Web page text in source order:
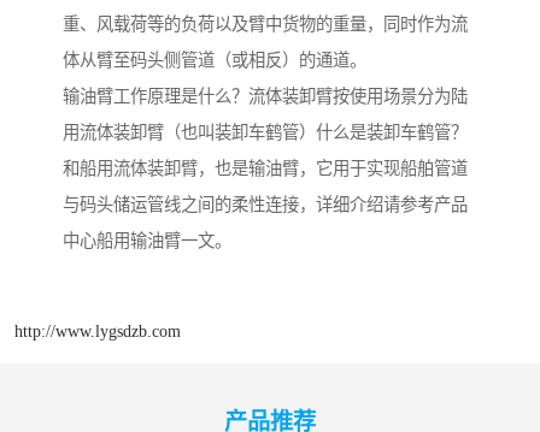
重、风载荷等的负荷以及臂中货物的重量，同时作为流
体从臂至码头侧管道（或相反）的通道。
输油臂工作原理是什么？流体装卸臂按使用场景分为陆
用流体装卸臂（也叫装卸车鹤管）什么是装卸车鹤管？
和船用流体装卸臂，也是输油臂，它用于实现船舶管道
与码头储运管线之间的柔性连接，详细介绍请参考产品
中心船用输油臂一文。
http://www.lygsdzb.com
产品推荐